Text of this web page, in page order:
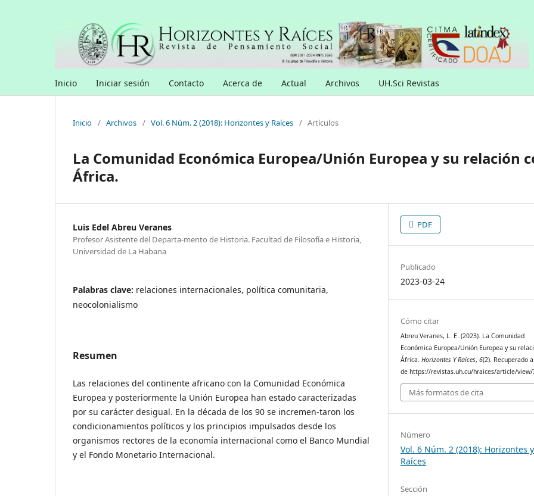
Inicio Iniciar sesión Contacto Acerca de Actual Archivos UH.Sci Revistas
Inicio / Archivos / Vol. 6 Núm. 2 (2018): Horizontes y Raíces / Artículos
La Comunidad Económica Europea/Unión Europea y su relación
África.
Luis Edel Abreu Veranes
Profesor Asistente del Departa-mento de Historia. Facultad de Filosofía e Historia,
Universidad de La Habana
Palabras clave: relaciones internacionales, política comunitaria,
neocolonialismo
Resumen
Las relaciones del continente africano con la Comunidad Económica
Europea y posteriormente la Unión Europea han estado caracterizadas
por su carácter desigual. En la década de los 90 se incremen-taron los
condicionamientos políticos y los principios impulsados desde los
organismos rectores de la economía internacional como el Banco Mundial
y el Fondo Monetario Internacional.
PDF
Publicado
2023-03-24
Cómo citar
Abreu Veranes, L. E. (2023). La Comunidad
Económica Europea/Unión Europea y su
África.Horizontes Y Raíces,6(2). Recuperado
de https://revistas.uh.cu/hraices/article/view/
Más formatos de cita
Número
Vol. 6 Núm. 2 (2018): Horizontes y
Raíces
Sección